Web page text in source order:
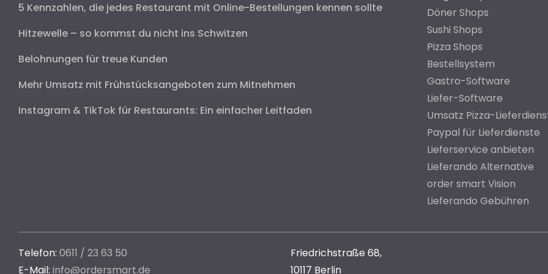
5 Kennzahlen, die jedes Restaurant mit Online-Bestellungen kennen sollte
Hitzewelle – so kommst du nicht ins Schwitzen
Belohnungen für treue Kunden
Mehr Umsatz mit Frühstücksangeboten zum Mitnehmen
Instagram & TikTok für Restaurants: Ein einfacher Leitfaden
Döner Shops
Sushi Shops
Pizza Shops
Bestellsystem
Gastro-Software
Liefer-Software
Umsatz Pizza-
Paypal für Lieferdienste
Lieferservice anbieten
Lieferando Alternative
order smart Vision
Lieferando Gebühren
Telefon: 0611 / 23 63 50
E-Mail: info@ordersmart.de
Friedrichstraße 68,
10117 Berlin